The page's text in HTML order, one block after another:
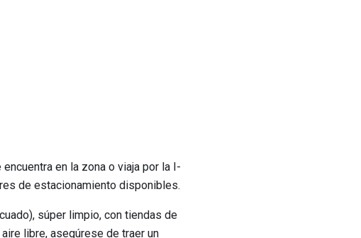
en la zona o viaja por la I-
de estacionamiento disponibles.
súper limpio, con tiendas de
libre, asegúrese de traer un